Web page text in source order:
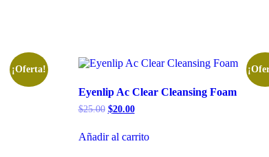
¡Oferta!
Eyenlip Ac Clear Cleansing Foam
$25.00 El
era:
$20.00El
es:
Añadir al carrito